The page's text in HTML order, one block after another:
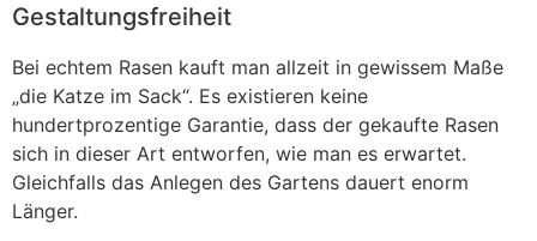
Gestaltungsfreiheit
Bei echtem Rasen kauft man allzeit in gewissem Maße
„die Katze im Sack“. Es existieren keine
hundertprozentige Garantie, dass der gekaufte Rasen
sich in dieser Art entworfen, wie man es erwartet.
Gleichfalls das Anlegen des Gartens dauert enorm
Länger.